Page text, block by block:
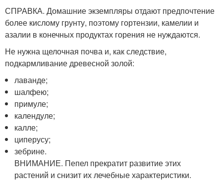
СПРАВКА. Домашние экземпляры отдают предпочтение
более кислому грунту, поэтому гортензии, камелии и
азалии в конечных продуктах горения не нуждаются.
Не нужна щелочная почва и, как следствие,
подкармливание древесной золой:
лаванде;
шалфею;
примуле;
календуле;
калле;
циперусу;
зебрине.
ВНИМАНИЕ. Пепел прекратит развитие этих
растений и снизит их лечебные характеристики.